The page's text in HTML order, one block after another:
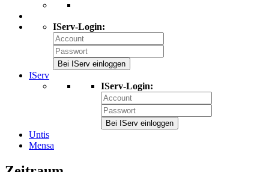
IServ-Login:
Bei IServ einloggen
IServ
IServ-Login:
Bei IServ einloggen
Untis
Mensa